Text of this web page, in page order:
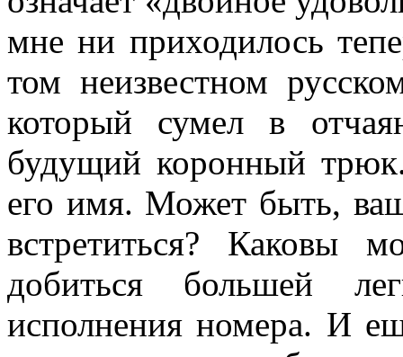
мне ни приходилось
том неизвестном
который сумел в
будущий коронный
его имя. Может быть,
встретиться? Каковы
добиться боль­шей
исполнения номера. И